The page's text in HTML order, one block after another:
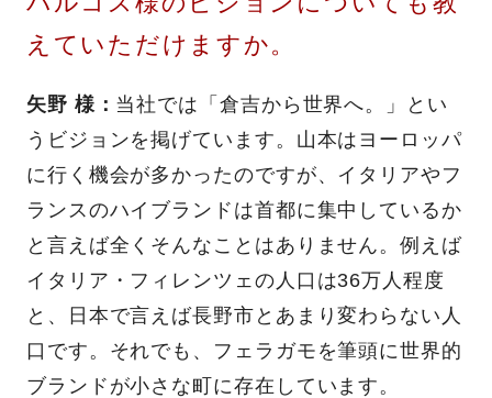
えていただけますか。
矢野 様： 当社では「倉吉から世界へ。」とい
うビジョンを掲げています。山本はヨーロッパ
に行く機会が多かったのですが、イタリアやフ
ランスのハイブランドは首都に集中しているか
と言えば全くそんなことはありません。例えば
イタリア・フィレンツェの人口は36万人程度
と、日本で言えば長野市とあまり変わらない人
口です。それでも、フェラガモを筆頭に世界的
ブランドが小さな町に存在しています。